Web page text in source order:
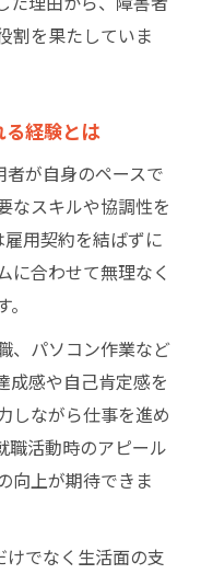
割を果たしていま
経験とは
が自身のペースで
なスキルや協調性を
用契約を結ばずに
に合わせて無理なく
、パソコン作業など
成感や自己肯定感を
しながら仕事を進め
職活動時のアピール
向上が期待できま
でなく生活面の支